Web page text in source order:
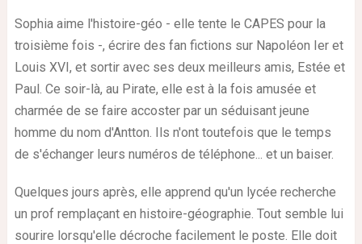
Sophia aime l'histoire-géo - elle tente le CAPES pour la
troisième fois -, écrire des fan fictions sur Napoléon Ier et
Louis XVI, et sortir avec ses deux meilleurs amis, Estée et
Paul. Ce soir-là, au Pirate, elle est à la fois amusée et
charmée de se faire accoster par un séduisant jeune
homme du nom d'Antton. Ils n'ont toutefois que le temps
de s'échanger leurs numéros de téléphone... et un baiser.
Quelques jours après, elle apprend qu'un lycée recherche
un prof remplaçant en histoire-géographie. Tout semble lui
sourire lorsqu'elle décroche facilement le poste. Elle doit